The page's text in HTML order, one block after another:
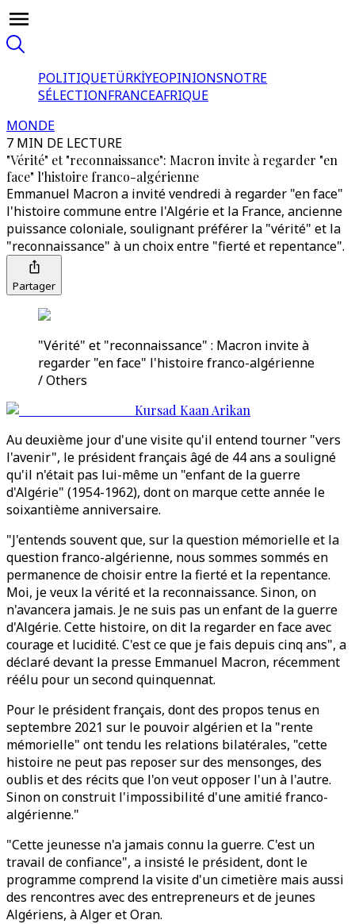
POLITIQUETÜRKİYEOPINIONSNOTRE
SÉLECTIONFRANCEAFRIQUE
MONDE
7 MIN DE LECTURE
"Vérité" et "reconnaissance": Macron invite à regarder "en
face" l'histoire franco-algérienne
Emmanuel Macron a invité vendredi à regarder "en face"
l'histoire commune entre l'Algérie et la France, ancienne
puissance coloniale, soulignant préférer la "vérité" et la
"reconnaissance" à un choix entre "fierté et repentance".
Partager
"Vérité" et "reconnaissance" : Macron invite à
regarder "en face" l'histoire franco-algérienne
/ Others
Kursad Kaan Arikan
Au deuxième jour d'une visite qu'il entend tourner "vers
l'avenir", le président français âgé de 44 ans a souligné
qu'il n'était pas lui-même un "enfant de la guerre
d'Algérie" (1954-1962), dont on marque cette année le
soixantième anniversaire.
"J'entends souvent que, sur la question mémorielle et la
question franco-algérienne, nous sommes sommés en
permanence de choisir entre la fierté et la repentance.
Moi, je veux la vérité et la reconnaissance. Sinon, on
n'avancera jamais. Je ne suis pas un enfant de la guerre
d'Algérie. Cette histoire, on dit la regarder en face avec
courage et lucidité. C'est ce que je fais depuis cinq ans", a
déclaré devant la presse Emmanuel Macron, récemment
réélu pour un second quinquennat.
Pour le président français, dont des propos tenus en
septembre 2021 sur le pouvoir algérien et la "rente
mémorielle" ont tendu les relations bilatérales, "cette
histoire ne peut pas reposer sur des mensonges, des
oublis et des récits que l'on veut opposer l'un à l'autre.
Sinon on construit l'impossibilité d'une amitié franco-
algérienne."
"Cette jeunesse n'a jamais connu la guerre. C'est un
travail de confiance", a insisté le président, dont le
programme comprend la visite d'un cimetière mais aussi
des rencontres avec des entrepreneurs et de jeunes
Algériens, à Alger et Oran.